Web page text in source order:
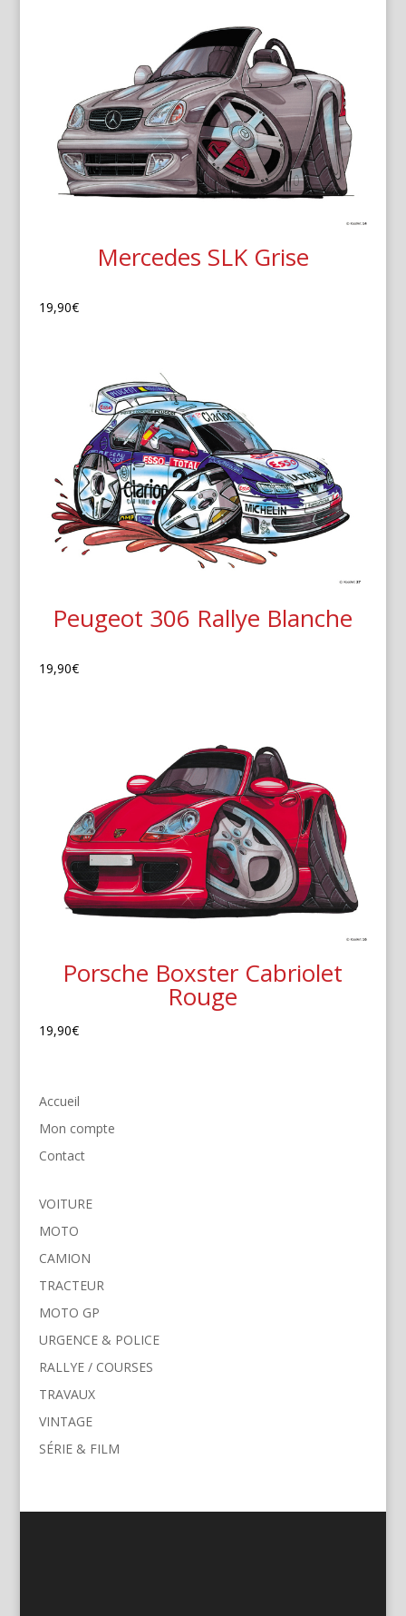
Mercedes SLK Grise
19,90€
Peugeot 306 Rallye Blanche
19,90€
Porsche Boxster Cabriolet
Rouge
19,90€
Accueil
Mon compte
Contact
VOITURE
MOTO
CAMION
TRACTEUR
MOTO GP
URGENCE & POLICE
RALLYE / COURSES
TRAVAUX
VINTAGE
SÉRIE & FILM